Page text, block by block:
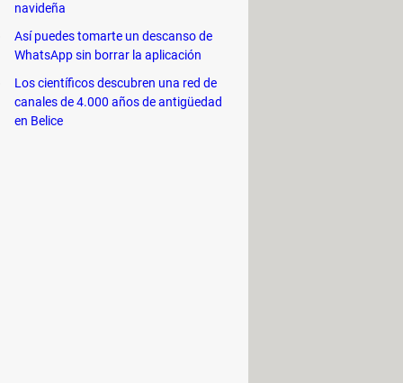
navideña
Así puedes tomarte un descanso de
WhatsApp sin borrar la aplicación
Los científicos descubren una red de
canales de 4.000 años de antigüedad
en Belice